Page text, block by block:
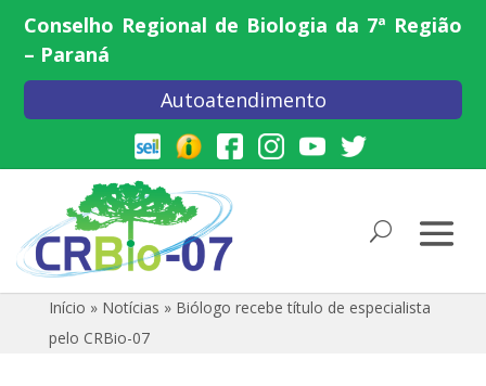
Conselho Regional de Biologia da 7ª Região
– Paraná
Autoatendimento
Início » Notícias » Biólogo recebe título de especialista
pelo CRBio-07